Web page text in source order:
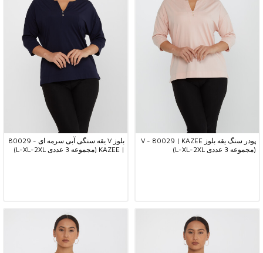
پودر سنگ یقه بلوز V - 80029 | KAZEE
(مجموعه 3 عددی L-XL-2XL)
بلوز V یقه سنگی آبی سرمه ای - 80029
| KAZEE (مجموعه 3 عددی L-XL-2XL)